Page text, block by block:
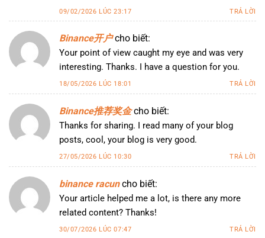
09/02/2026 LÚC 23:17 TRẢ LỜI
Binance开户 cho biết:
Your point of view caught my eye and was very
interesting. Thanks. I have a question for you.
18/05/2026 LÚC 18:01 TRẢ LỜI
Binance推荐奖金 cho biết:
Thanks for sharing. I read many of your blog
posts, cool, your blog is very good.
27/05/2026 LÚC 10:30 TRẢ LỜI
binance racun cho biết:
Your article helped me a lot, is there any more
related content? Thanks!
30/07/2026 LÚC 07:47 TRẢ LỜI